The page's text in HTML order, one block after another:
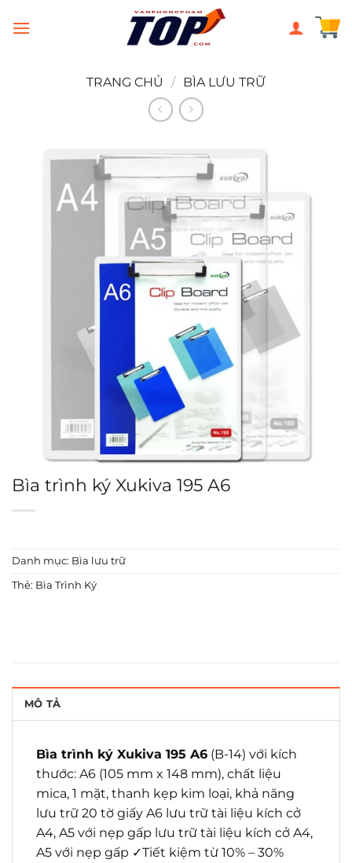
đến
TRANG CHỦ
/ BÌA LƯU TRỮ
Bìa trình ký Xukiva 195 A6
Danh mục: Bìa lưu trữ
Thẻ: Bìa Trình Ký
MÔ TẢ
Bìa trình ký Xukiva 195 A6 (B-14) với kích
thước: A6 (105 mm x 148 mm), chất liệu
mica, 1 mặt, thanh kẹp kim loại, khả năng
lưu trữ 20 tờ giấy A6 lưu trữ tài liệu kích cở
A4, A5 với nẹp gấp lưu trữ tài liệu kích cở A4,
A5 với nẹp gấp ✓Tiết kiệm từ 10% – 30%